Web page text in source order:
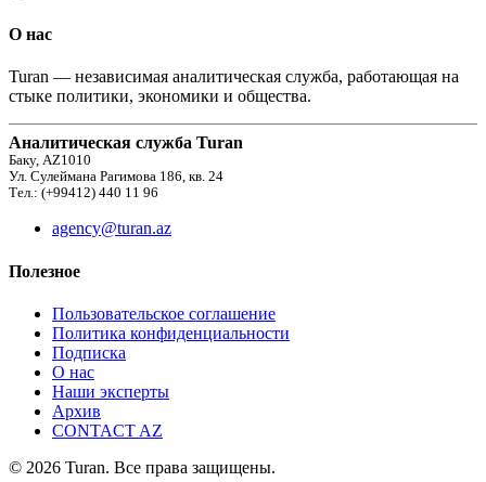
О нас
Turan — независимая аналитическая служба, работающая на
стыке политики, экономики и общества.
Аналитическая служба Turan
Баку, AZ1010
Ул. Сулеймана Рагимова 186, кв. 24
Тел.: (+99412) 440 11 96
agency@turan.az
Полезное
Пользовательское соглашение
Политика конфиденциальности
Подписка
О нас
Наши эксперты
Архив
CONTACT AZ
© 2026 Turan. Все права защищены.